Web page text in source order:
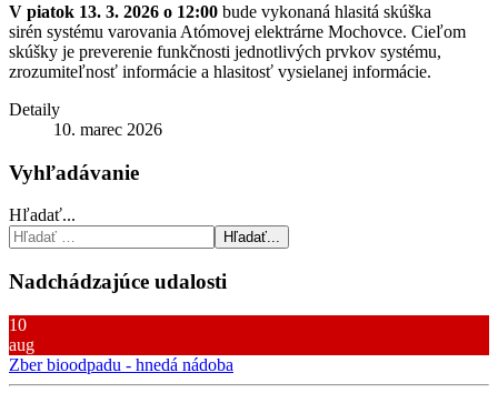
V piatok 13. 3. 2026 o 12:00 bude vykonaná hlasitá skúška
sirén systému varovania Atómovej elektrárne Mochovce. Cieľom
skúšky je preverenie funkčnosti jednotlivých prvkov systému,
zrozumiteľnosť informácie a hlasitosť vysielanej informácie.
Detaily
10. marec 2026
Vyhľadávanie
Hľadať...
Hľadať...
Nadchádzajúce udalosti
10
aug
Zber bioodpadu - hnedá nádoba